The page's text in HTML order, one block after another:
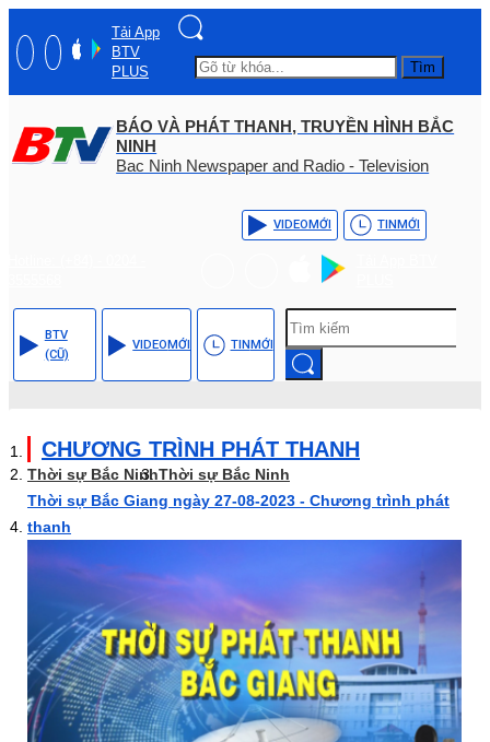
Tải App
BTV
PLUS
Tìm
BÁO VÀ PHÁT THANH, TRUYỀN HÌNH BẮC
NINH
Bac Ninh Newspaper and Radio - Television
VIDEOMỚI TINMỚI
BTV
(CŨ)
VIDEOMỚI TINMỚI
CHƯƠNG TRÌNH PHÁT THANH
Thời sự Bắc NinhThời sự Bắc Ninh
Thời sự Bắc Giang ngày 27-08-2023 - Chương trình phát
thanh